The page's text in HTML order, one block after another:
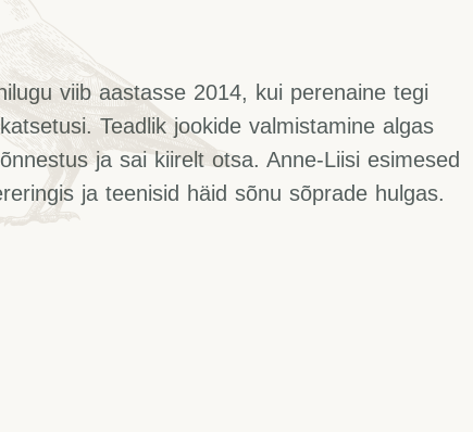
viib aastasse 2014, kui perenaine tegi
Teadlik jookide valmistamine algas
ja sai kiirelt otsa. Anne-Liisi esimesed
ja teenisid häid sõnu sõprade hulgas.